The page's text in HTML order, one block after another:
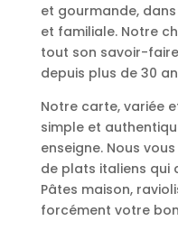
et gourmande,
et familiale. Notre
tout son savoir-
depuis plus de 30
Notre carte, variée
simple et
enseigne. Nous
de plats italiens qui
Pâtes maison,
forcément votre